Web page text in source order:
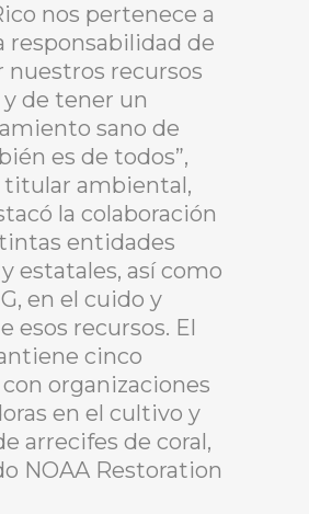
nos pertenece a
responsabilidad de
nuestros recursos
de tener un
sano de
es de todos”,
titular ambiental,
la colaboración
entidades
estatales, así como
en el cuido y
esos recursos. El
cinco
organizaciones
en el cultivo y
arrecifes de coral,
NOAA Restoration